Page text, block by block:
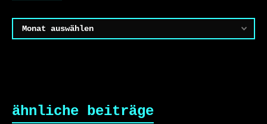
Archiv
ähnliche beiträge